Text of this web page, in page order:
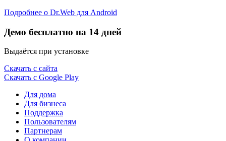
Подробнее о Dr.Web для Android
Демо бесплатно на 14 дней
Выдаётся при установке
Скачать с сайта
Скачать с Google Play
Для дома
Для бизнеса
Поддержка
Пользователям
Партнерам